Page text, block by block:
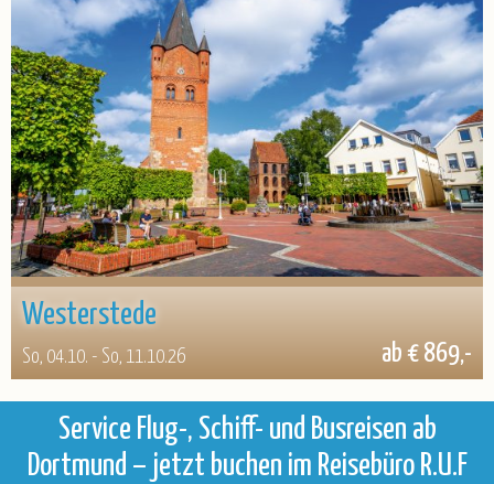
Westerstede
So, 04.10. - So, 11.10.26 ab € 869,-
Service Flug-, Schiff- und Busreisen ab
Dortmund – jetzt buchen im Reisebüro R.U.F